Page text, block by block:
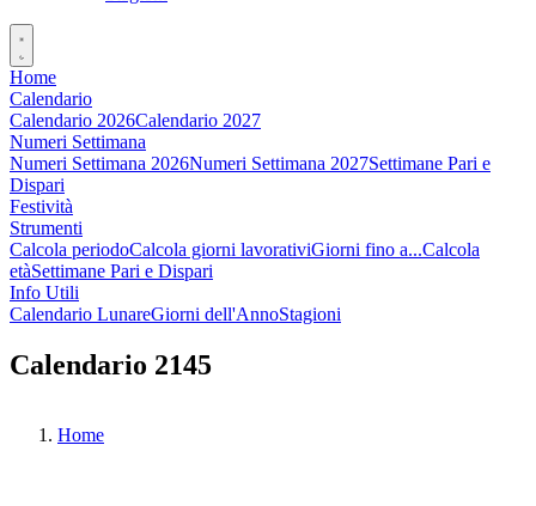
Home
Calendario
Calendario 2026Calendario 2027
Numeri Settimana
Numeri Settimana 2026Numeri Settimana 2027Settimane Pari e
Dispari
Festività
Strumenti
Calcola periodoCalcola giorni lavorativiGiorni fino a...Calcola
etàSettimane Pari e Dispari
Info Utili
Calendario LunareGiorni dell'AnnoStagioni
Calendario 2145
Home